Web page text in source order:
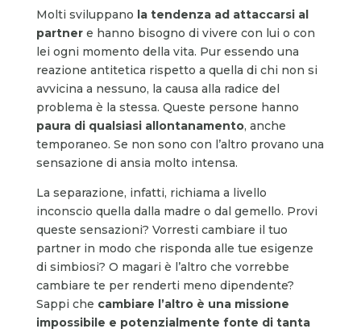
Molti sviluppano la tendenza ad attaccarsi al
partnere hanno bisogno di vivere con lui o con
lei ogni momento della vita. Pur essendo una
reazione antitetica rispetto a quella di chi non si
avvicina a nessuno, la causa alla radice del
problema è la stessa. Queste persone hanno
paura di qualsiasi allontanamento, anche
temporaneo. Se non sono con l’altro provano una
sensazione di ansia molto intensa.
La separazione, infatti, richiama a livello
inconscio quella dalla madre o dal gemello. Provi
queste sensazioni? Vorresti cambiare il tuo
partner in modo che risponda alle tue esigenze
di simbiosi? O magari è l’altro che vorrebbe
cambiare te per renderti meno dipendente?
Sappi che cambiare l’altro è una missione
impossibile e potenzialmente fonte di tanta